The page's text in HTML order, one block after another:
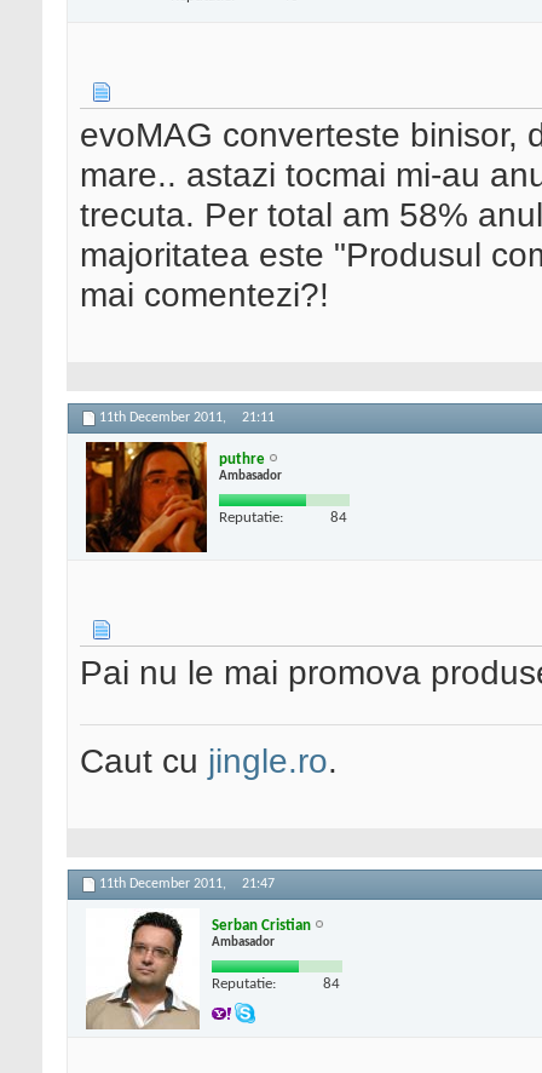
evoMAG converteste binisor,
mare.. astazi tocmai mi-au
trecuta. Per total am 58%
majoritatea este "Produsul
mai comentezi?!
11th December 2011, 21:11
puthre
Ambasador
Reputatie: 84
Pai nu le mai promova
Caut cu jingle.ro.
11th December 2011, 21:47
Serban Cristian
Ambasador
Reputatie: 84